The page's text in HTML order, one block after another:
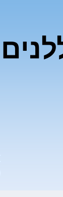
4 צוללנים